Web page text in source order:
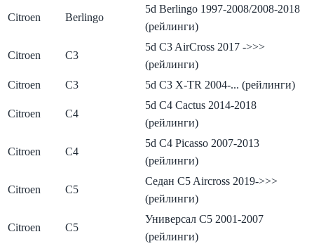
Citroen Berlingo
5d Berlingo 1997-2008/2008-2018
(рейлинги)
Citroen C3
5d C3 AirCross 2017 ->>>
(рейлинги)
Citroen
C3 5d C3 X-TR 2004-... (рейлинги)
Citroen C4
5d C4 Cactus 2014-2018
(рейлинги)
Citroen C4
5d C4 Picasso 2007-2013
(рейлинги)
Citroen C5
Седан C5 Aircross 2019->>>
(рейлинги)
Citroen C5
Универсал C5 2001-2007
(рейлинги)